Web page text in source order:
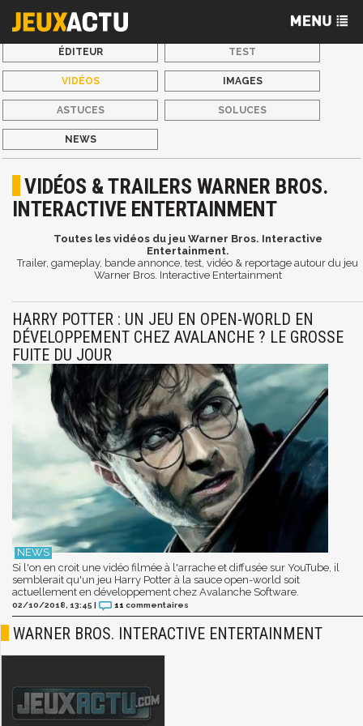
ÉDITEUR TEST
VIDÉOS IMAGES
ASTUCES SOLUCES
NEWS
VIDÉOS & TRAILERS WARNER BROS.
INTERACTIVE ENTERTAINMENT
Toutes les vidéos du jeu Warner Bros. Interactive
Entertainment.
Trailer, gameplay, bande annonce, test, vidéo & reportage autour du jeu
Warner Bros. Interactive Entertainment
HARRY POTTER : UN JEU EN OPEN-WORLD EN
DÉVELOPPEMENT CHEZ AVALANCHE ? LE GROSSE
FUITE DU JOUR
Si l'on en croit une vidéo filmée à l'arrache et diffusée sur YouTube, il
semblerait qu'un jeu Harry Potter à la sauce open-world soit
actuellement en développement chez Avalanche Software.
02/10/2018, 13:45 | 11 commentaires
WARNER BROS. INTERACTIVE ENTERTAINMENT